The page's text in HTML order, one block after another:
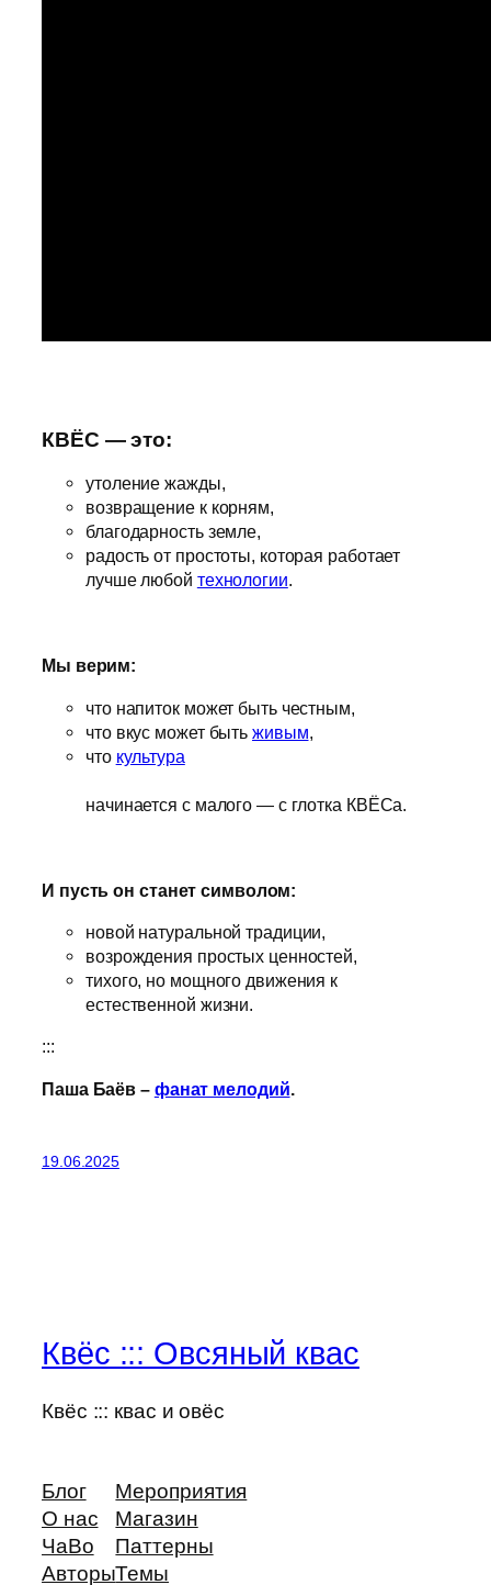
КВЁС — это:
утоление жажды,
возвращение к корням,
благодарность земле,
радость от простоты, которая работает
лучше любой технологии.
Мы верим:
что напиток может быть честным,
что вкус может быть живым
что культура
начинается с малого — с глотка КВЁСа.
И пусть он станет символом:
новой натуральной традиции,
возрождения простых ценностей,
тихого, но мощного движения к
естественной жизни.
:::
Паша Баёв – фанат мелодий
19.06.2025
Квёс ::: Овсяный квас
Квёс ::: квас и овёс
Блог
О нас
ЧаВо
Авторы
Мероприятия
Магазин
Паттерны
Темы